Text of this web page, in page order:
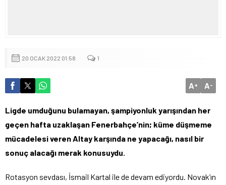
20 OCAK 2022 01:58 1
A+ A-
Ligde umduğunu bulamayan, şampiyonluk yarışından her
geçen hafta uzaklaşan Fenerbahçe’nin; küme düşmeme
mücadelesi veren Altay karşında ne yapacağı, nasıl bir
sonuç alacağı merak konusuydu.
Rotasyon sevdası, İsmail Kartal ile de devam ediyordu. Novak’ın